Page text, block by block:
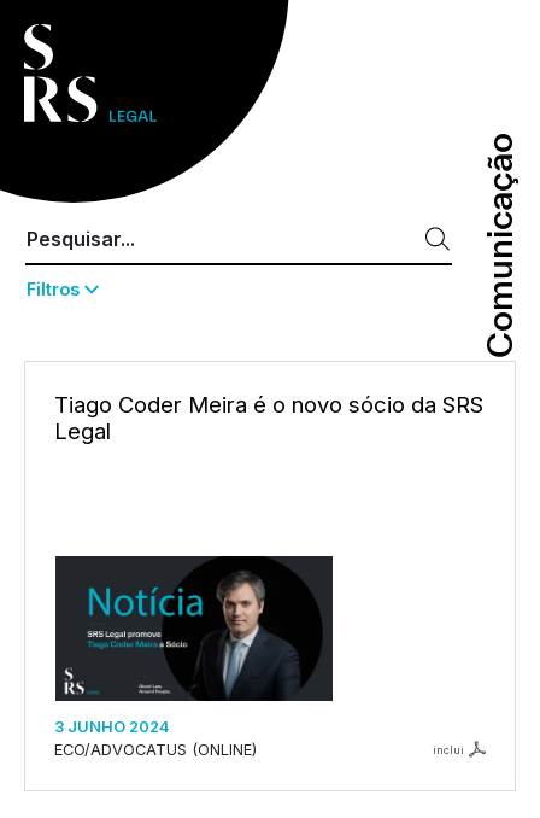
Comunicação
Comunicação
Filtros
Tiago Coder Meira é o novo sócio da SRS
Legal
3 JUNHO 2024
ECO/ADVOCATUS (ONLINE)
inclui